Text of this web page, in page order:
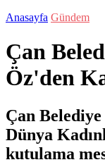
Anasayfa Gündem
Çan
Öz'den
Çan
Dünya
kutulama